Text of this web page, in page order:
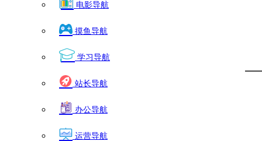
电影导航
摸鱼导航
学习导航
站长导航
办公导航
运营导航